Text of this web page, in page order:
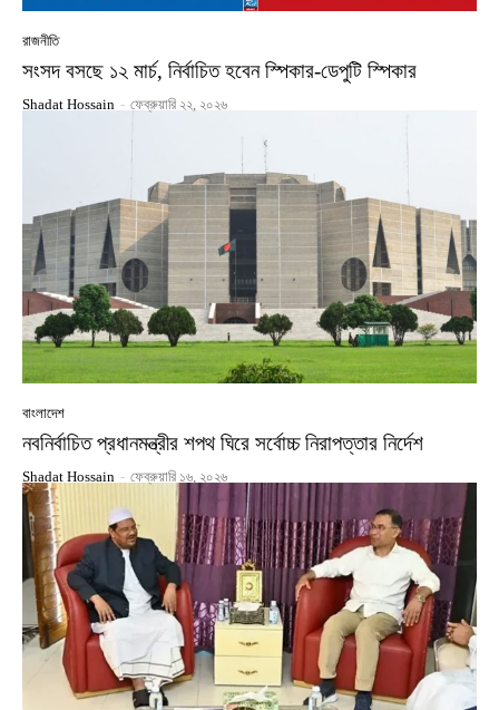
রাজনীতি
সংসদ বসছে ১২ মার্চ, নির্বাচিত হবেন স্পিকার-ডেপুটি স্পিকার
Shadat Hossain - ফেব্রুয়ারি ২২, ২০২৬
বাংলাদেশ
নবনির্বাচিত প্রধানমন্ত্রীর শপথ ঘিরে সর্বোচ্চ নিরাপত্তার নির্দেশ
Shadat Hossain - ফেব্রুয়ারি ১৬, ২০২৬